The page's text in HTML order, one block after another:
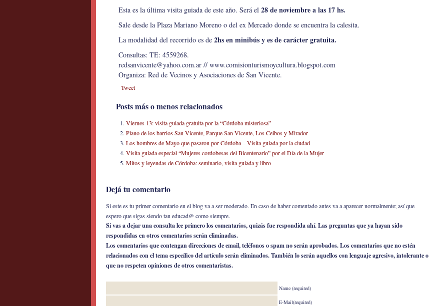
Esta es la última visita guiada de este año. Será el 28 de noviembre a las 17 hs.
Sale desde la Plaza Mariano Moreno o del ex Mercado donde se encuentra la calesita.
La modalidad del recorrido es de 2hs en minibús y es de carácter gratuita.
Consultas: TE: 4559268.
redsanvicente@yahoo.com.ar // www.comisionturismoycultura.blogspot.com
Organiza: Red de Vecinos y Asociaciones de San Vicente.
Tweet
Posts más o menos relacionados
Viernes 13: visita guiada gratuita por la “Córdoba misteriosa”
Plano de los barrios San Vicente, Parque San Vicente, Los Ceibos y Mirador
Los hombres de Mayo que pasaron por Córdoba – Visita guiada por la ciudad
Visita guiada especial “Mujeres cordobesas del Bicentenario” por el Día de la Mujer
Mitos y leyendas de Córdoba: seminario, visita guiada y libro
Dejá tu comentario
Si este es tu primer comentario en el blog va a ser moderado. En caso de haber comentado antes va a aparecer normalmente; así que
espero que sigas siendo tan educad@ como siempre.
Si vas a dejar una consulta lee primero los comentarios, quizás fue respondida ahí. Las preguntas que ya hayan sido
respondidas en otros comentarios serán eliminadas.
Los comentarios que contengan direcciones de email, teléfonos o spam no serán aprobados. Los comentarios que no estén
relacionados con el tema específico del artículo serán eliminados. También lo serán aquellos con lenguaje agresivo, intolerante o
que no respeten opiniones de otros comentaristas.
Name (required)
E-Mail(required)